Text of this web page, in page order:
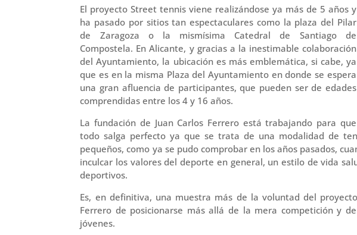
El proyecto Street tennis viene realizándose ya más de 5 años y
ha pasado por sitios tan espectaculares como la plaza del Pilar
de Zaragoza o la mismísima Catedral de Santiago de
Compostela. En Alicante, y gracias a la inestimable colaboración
del Ayuntamiento, la ubicación es más emblemática, si cabe, ya
que es en la misma Plaza del Ayuntamiento en donde se espera
una gran afluencia de participantes, que pueden ser de edades
comprendidas entre los 4 y 16 años.
La fundación de Juan Carlos Ferrero está trabajando para que
todo salga perfecto ya que se trata de una modalidad de
pequeños, como ya se pudo comprobar en los años pasados,
inculcar los valores del deporte en general, un estilo de vida
deportivos.
Es, en definitiva, una muestra más de la voluntad del proyecto
Ferrero de posicionarse más allá de la mera competición y
jóvenes.